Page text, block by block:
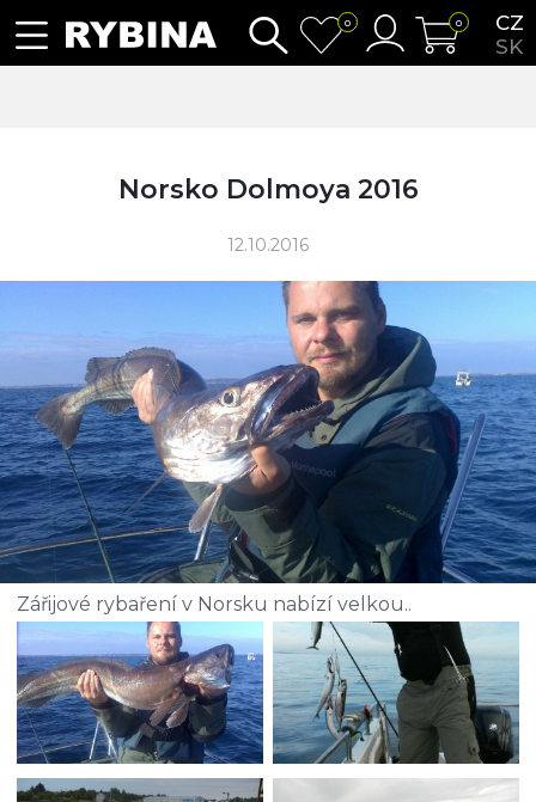
CZ
SK
0 0
Norsko Dolmoya 2016
12.10.2016
Zářijové rybaření v Norsku nabízí velkou..